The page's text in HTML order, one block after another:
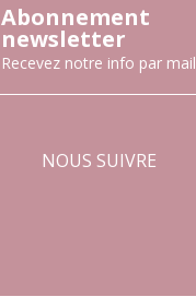
Abonnement
newsletter
Recevez notre info par mail
NOUS SUIVRE